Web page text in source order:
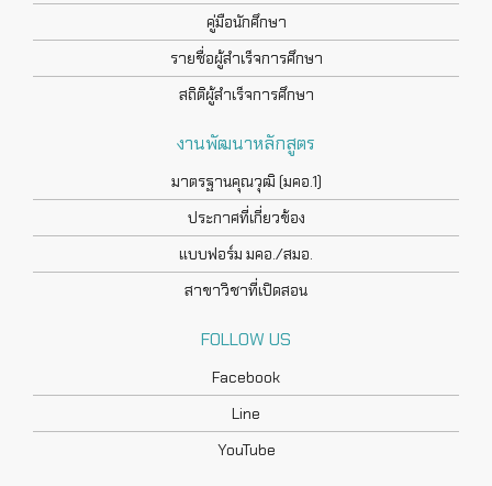
คู่มือนักศึกษา
รายชื่อผู้สำเร็จการศึกษา
สถิติผู้สำเร็จการศึกษา
งานพัฒนาหลักสูตร
มาตรฐานคุณวุฒิ (มคอ.1)
ประกาศที่เกี่ยวข้อง
แบบฟอร์ม มคอ./สมอ.
สาขาวิชาที่เปิดสอน
FOLLOW US
Facebook
Line
YouTube